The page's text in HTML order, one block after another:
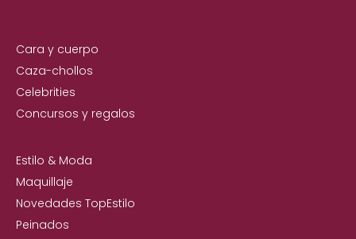
Cara y cuerpo
Caza-chollos
Celebrities
Concursos y regalos
Estilo & Moda
Maquillaje
Novedades TopEstilo
Peinados